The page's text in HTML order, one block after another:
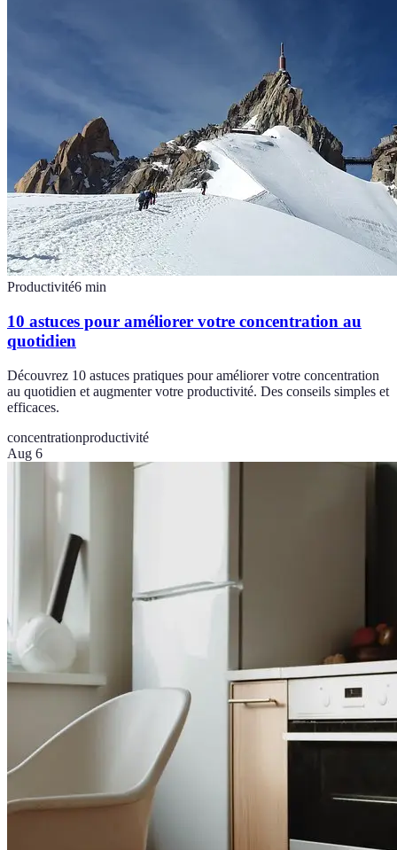
Productivité6 min
10 astuces pour améliorer votre concentration au
quotidien
Découvrez 10 astuces pratiques pour améliorer votre concentration
au quotidien et augmenter votre productivité. Des conseils simples et
efficaces.
concentrationproductivité
Aug 6